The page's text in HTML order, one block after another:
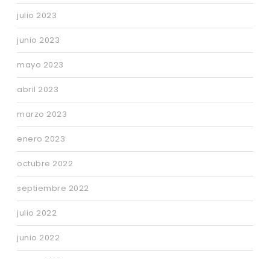
julio 2023
junio 2023
mayo 2023
abril 2023
marzo 2023
enero 2023
octubre 2022
septiembre 2022
julio 2022
junio 2022